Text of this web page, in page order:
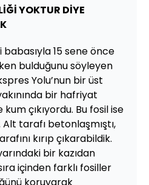
YOKTUR DİYE
15 sene önce
bulduğunu söyleyen
Yolu’nun bir üst
bir hafriyat
kum çıkıyordu. Bu fosil ise
Alt tarafı betonlaşmıştı,
kırıp çıkarabildik.
bir kazıdan
içinden farklı fosiller
koruyarak